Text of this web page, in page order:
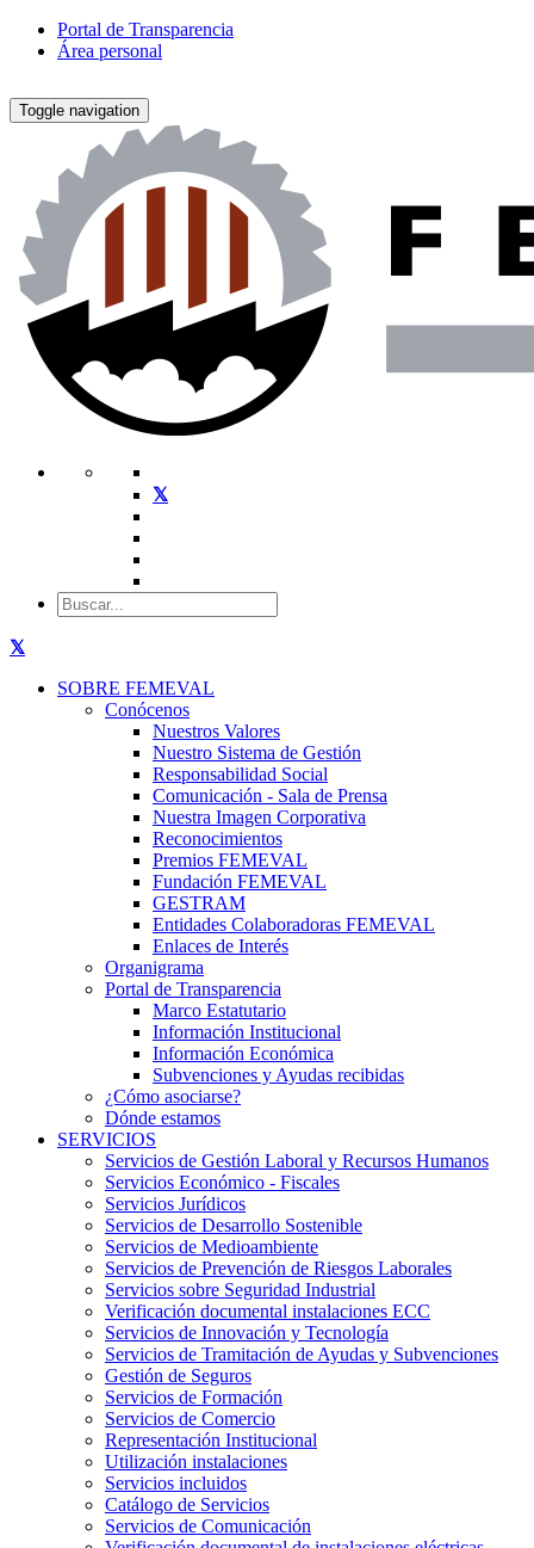
Portal de Transparencia
Área personal
Toggle navigation
SOBRE FEMEVAL
Conócenos
Nuestros Valores
Nuestro Sistema de Gestión
Responsabilidad Social
Comunicación - Sala de Prensa
Nuestra Imagen Corporativa
Reconocimientos
Premios FEMEVAL
Fundación FEMEVAL
GESTRAM
Entidades Colaboradoras FEMEVAL
Enlaces de Interés
Organigrama
Portal de Transparencia
Marco Estatutario
Información Institucional
Información Económica
Subvenciones y Ayudas recibidas
¿Cómo asociarse?
Dónde estamos
SERVICIOS
Servicios de Gestión Laboral y Recursos Humanos
Servicios Económico - Fiscales
Servicios Jurídicos
Servicios de Desarrollo Sostenible
Servicios de Medioambiente
Servicios de Prevención de Riesgos Laborales
Servicios sobre Seguridad Industrial
Verificación documental instalaciones ECC
Servicios de Innovación y Tecnología
Servicios de Tramitación de Ayudas y Subvenciones
Gestión de Seguros
Servicios de Formación
Servicios de Comercio
Representación Institucional
Utilización instalaciones
Servicios incluidos
Catálogo de Servicios
Servicios de Comunicación